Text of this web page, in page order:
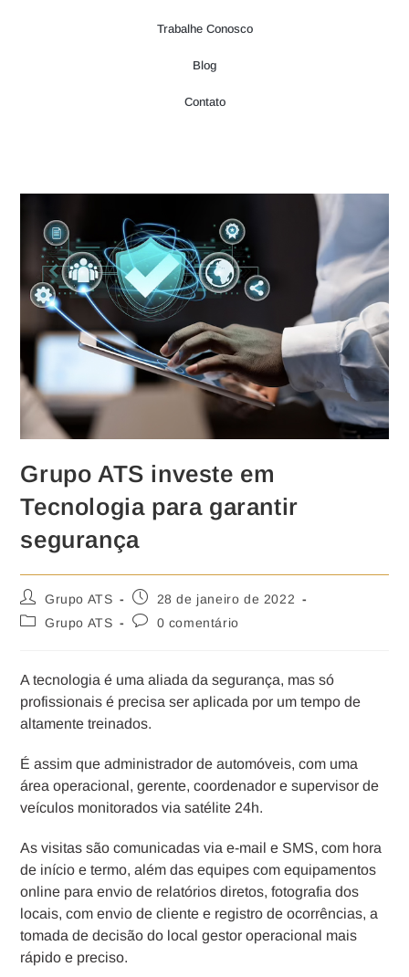
Trabalhe Conosco
Blog
Contato
Grupo ATS investe em
Tecnologia para garantir
segurança
Grupo ATS
28 de janeiro de 2022
Grupo ATS
0 comentário
A tecnologia é uma aliada da segurança, mas só
profissionais é precisa ser aplicada por um tempo de
altamente treinados.
É assim que administrador de automóveis, com uma
área operacional, gerente, coordenador e supervisor de
veículos monitorados via satélite 24h.
As visitas são comunicadas via e-mail e SMS, com hora
de início e termo, além das equipes com equipamentos
online para envio de relatórios diretos, fotografia dos
locais, com envio de cliente e registro de ocorrências, a
tomada de decisão do local gestor operacional mais
rápido e preciso.